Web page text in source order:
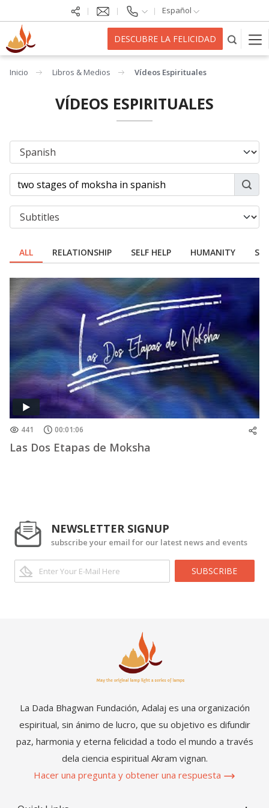
Español
DESCUBRE LA FELICIDAD
Inicio Libros & Medios Vídeos Espirituales
VÍDEOS ESPIRITUALES
ALL RELATIONSHIP SELF HELP HUMANITY
441 00:01:06
Las Dos Etapas de Moksha
NEWSLETTER SIGNUP
subscribe your email for our latest news and events
SUBSCRIBE
La Dada Bhagwan Fundación, Adalaj es una organización
espiritual, sin ánimo de lucro, que su objetivo es difundir
paz, harmonia y eterna felicidad a todo el mundo a través
dela ciencia espiritual Akram vignan.
Hacer una pregunta y obtener una respuesta